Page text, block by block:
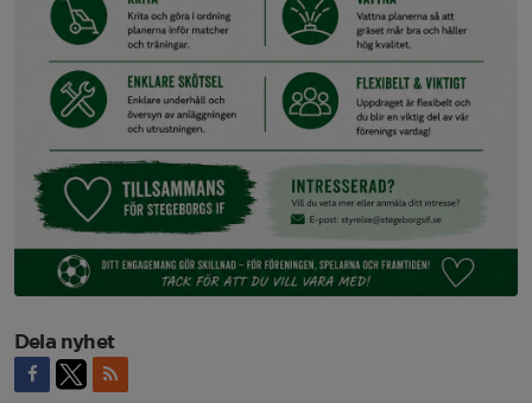
Dela nyhet